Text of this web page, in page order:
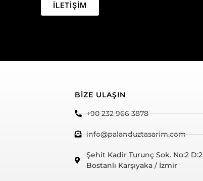
İLETİŞİM
BİZE ULAŞIN
+90 232 966 3878
info@palanduztasarim.com
Şehit Kadir Turunç Sok. No:2 D:2
Bostanlı Karşıyaka / İzmir